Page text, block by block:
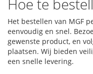
Hoe te
Het bestellen van MGF
eenvoudig en snel.
gewenste product, en
plaatsen. Wij bieden
een snelle levering.